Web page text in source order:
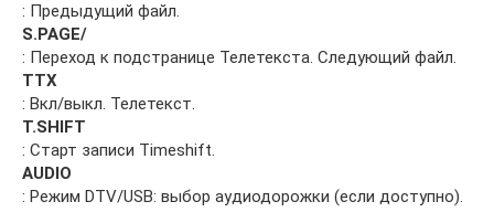
: Предыдущий файл.
S.PAGE/
: Переход к подстранице Телетекста. Следующий файл.
TTX
: Вкл/выкл. Телетекст.
T.SHIFT
: Старт записи Timeshift.
AUDIO
: Режим DTV/USB: выбор аудиодорожки (если доступно).